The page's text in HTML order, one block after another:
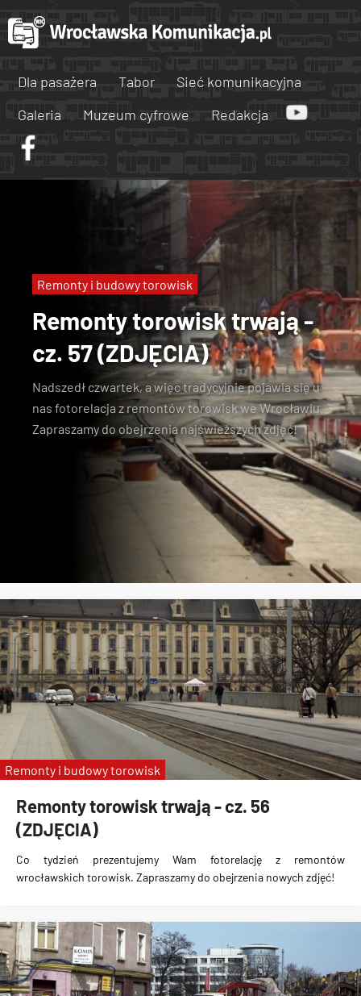
Dla pasażera Tabor
Sieć komunikacyjna
Galeria
Muzeum cyfrowe Redakcja
Remonty torowisk trwają -
cz. 57 (ZDJĘCIA)
Nadszedł czwartek, a więc tradycyjnie pojawia się u
nas fotorelacja z remontów torowisk we Wrocławiu.
Zapraszamy do obejrzenia najświeższych zdjęć!
Remonty i budowy torowisk
Remonty torowisk trwają - cz. 56
(ZDJĘCIA)
Co tydzień prezentujemy Wam fotorelację z remontów
wrocławskich torowisk. Zapraszamy do obejrzenia nowych zdjęć!
Remonty i budowy torowisk